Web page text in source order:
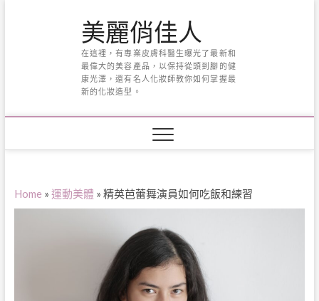
美麗俏佳人
在這裡，有專業皮膚科醫生曝光了最新和
最偉大的美容產品，以保持從頭到腳的健
康光澤，還有名人化妝師教你如何掌握最
新的化妝造型。
Home » 運動美體 » 精英芭蕾舞演員如何吃飯和練習